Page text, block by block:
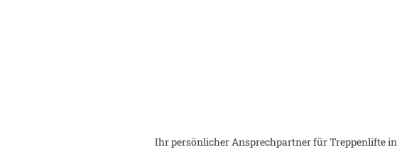
Ihr persönlicher Ansprechpartner für Treppenlifte in